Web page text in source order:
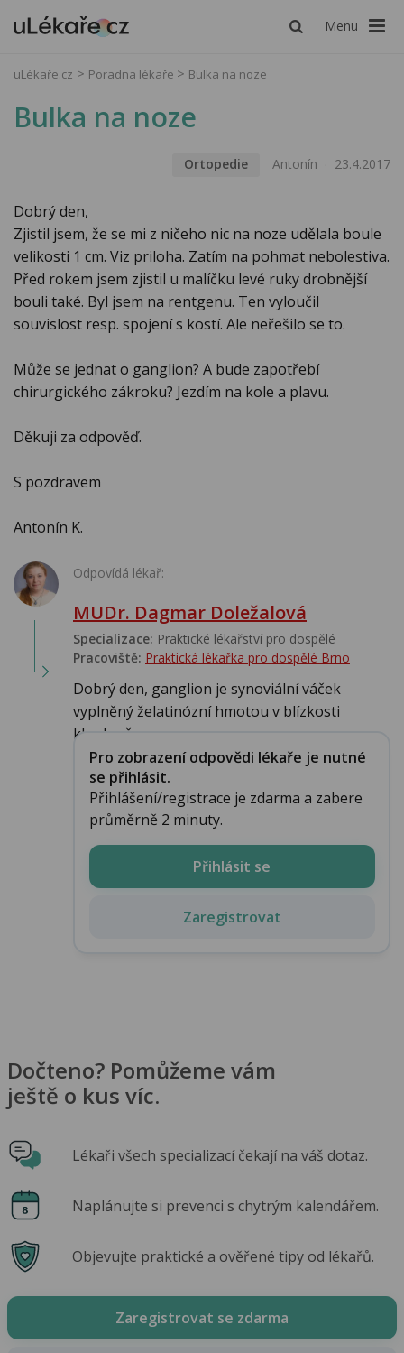
Menu
uLékaře.cz Poradna lékaře Bulka na noze
Bulka na noze
Ortopedie Antonín 23.4.2017
Dobrý den,
Zjistil jsem, že se mi z ničeho nic na noze udělala boule
velikosti 1 cm. Viz priloha. Zatím na pohmat nebolestiva.
Před rokem jsem zjistil u malíčku levé ruky drobnější
bouli také. Byl jsem na rentgenu. Ten vyloučil
souvislost resp. spojení s kostí. Ale neřešilo se to.
Může se jednat o ganglion? A bude zapotřebí
chirurgického zákroku? Jezdím na kole a plavu.
Děkuji za odpověď.
S pozdravem
Antonín K.
Odpovídá lékař:
MUDr. Dagmar Doležalová
Specializace: Praktické lékařství pro dospělé
Pracoviště: Praktická lékařka pro dospělé Brno
Dobrý den, ganglion je synoviální váček
vyplněný želatinózní hmotou v blízkosti
kloubu č...
Pro zobrazení odpovědi lékaře je nutné
se přihlásit.
Přihlášení/registrace je zdarma a zabere
průměrně 2 minuty.
Přihlásit se
Zaregistrovat
Dočteno? Pomůžeme vám
ještě o kus víc.
Lékaři všech specializací čekají na váš dotaz.
Naplánujte si prevenci s chytrým kalendářem.
Objevujte praktické a ověřené tipy od lékařů.
Zaregistrovat se zdarma